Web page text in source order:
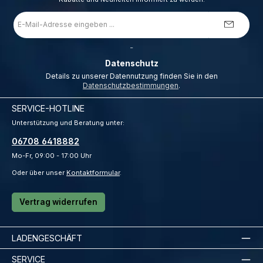
E-
Mail-
Adresse
Datenschutz
Datenschutzbestimmungen.
SERVICE-HOTLINE
Unterstützung und Beratung unter:
06708 6418882
Mo-Fr, 09:00 - 17:00 Uhr
Oder über unser Kontaktformular.
Vertrag widerrufen
LADENGESCHÄFT
SERVICE